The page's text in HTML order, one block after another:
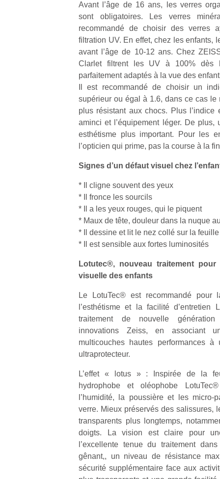
Avant l’âge de 16 ans, les verres
sont obligatoires. Les verres
recommandé de choisir des verres
filtration UV. En effet, chez les enfants,
avant l’âge de 10-12 ans. Chez
Clarlet filtrent les UV à 100% dès
parfaitement adaptés à la vue des
Il est recommandé de choisir un
supérieur ou égal à 1.6, dans ce cas le
plus résistant aux chocs. Plus
aminci et l’équipement léger. De
esthétisme plus important. Pour les
l’opticien qui prime, pas la course à la
Signes d’un défaut visuel chez
* Il cligne souvent des yeux
* Il fronce les sourcils
* Il a les yeux rouges, qui le piquent
* Maux de tête, douleur dans la nuque
* Il dessine et lit le nez collé sur la feuille
* Il est sensible aux fortes luminosités
Lotutec®, nouveau traitement
visuelle des enfants
Le LotuTec® est recommandé pour
l’esthétisme et la facilité
traitement de nouvelle
innovations Zeiss, en associant
multicouches hautes performances
ultraprotecteur.
L’effet « lotus » : Inspirée de la
hydrophobe et oléophobe
l’humidité, la poussière et les
verre. Mieux préservés des salissures,
transparents plus longtemps,
doigts. La vision est claire pour
l’excellente tenue du traitement
gênant,, un niveau de résistance
sécurité supplémentaire face aux
à
NextGen,
une
nouvelle
trottinette
mécanique
Beeper
trampolines
pour les
Durant les